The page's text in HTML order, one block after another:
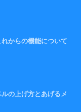
からの機能について
の上げ方とあげるメ